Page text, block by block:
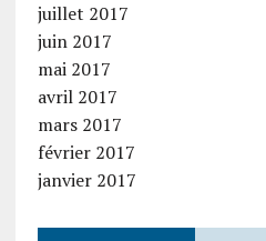
juillet 2017
juin 2017
mai 2017
avril 2017
mars 2017
février 2017
janvier 2017